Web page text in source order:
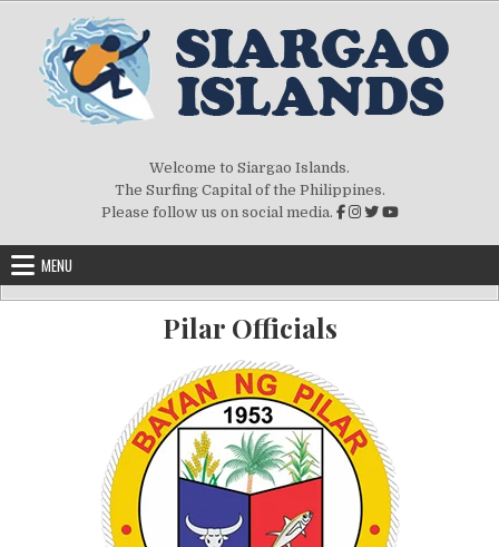
Welcome to Siargao Islands.
The Surfing Capital of the Philippines.
Please follow us on social media.
MENU
Pilar Officials